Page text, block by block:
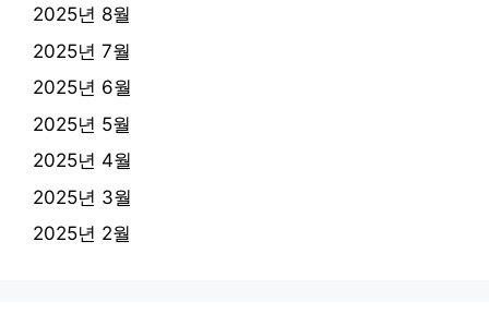
2025년 8월
2025년 7월
2025년 6월
2025년 5월
2025년 4월
2025년 3월
2025년 2월